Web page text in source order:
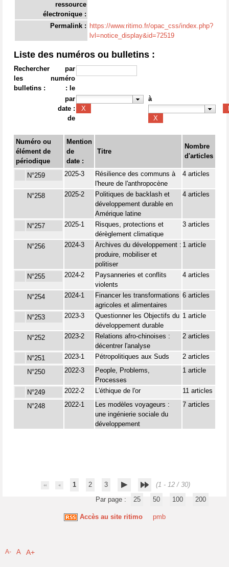
ressource
électronique :
Permalink : https://www.ritimo.fr/opac_css/index.php?
lvl=notice_display&id=72519
Liste des numéros ou bulletins :
Rechercher
les
bulletins :
par
numéro
: le
par
date :
de
à
Numéro ou
élément de
périodique
Mention
de
date :
Titre
Nombre
d'articles
N°259 2025-3
Résilience des communs à
l'heure de l'anthropocène
4 articles
N°258 2025-2
Politiques de backlash et
développement durable en
Amérique latine
4 articles
N°257 2025-1
Risques, protections et
dérèglement climatique
3 articles
N°256 2024-3
Archives du développement :
produire, mobiliser et
politiser
1 article
N°255 2024-2
Paysanneries et conflits
violents
4 articles
N°254 2024-1
Financer les transformations
agricoles et alimentaires
6 articles
N°253 2023-3
Questionner les Objectifs du
développement durable
1 article
N°252 2023-2
Relations afro-chinoises :
décentrer l'analyse
2 articles
N°251 2023-1 Pétropolitiques aux Suds
2 articles
N°250
2022-3
People, Problems,
Processes
1 article
N°249 2022-2 L'éthique de l'or
11 articles
N°248
2022-1
Les modèles voyageurs :
une ingénierie sociale du
développement
7 articles
1 2 3
(1 - 12 / 30)
Par page :
25 50 100 200
Accès au site ritimo pmb
A- A A+